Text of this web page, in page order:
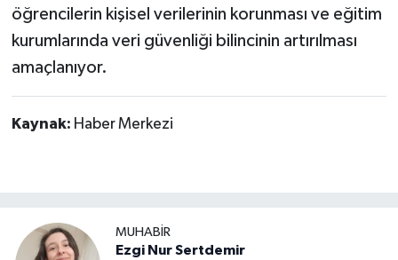
öğrencilerin kişisel verilerinin korunması ve eğitim
kurumlarında veri güvenliği bilincinin artırılması
amaçlanıyor.
Kaynak: Haber Merkezi
MUHABİR
Ezgi Nur Sertdemir